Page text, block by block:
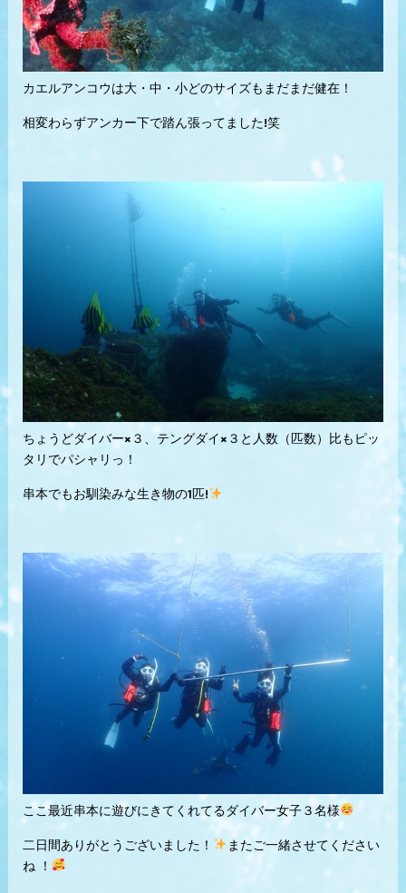
カエルアンコウは大・中・小どのサイズもまだまだ健在！
相変わらずアンカー下で踏ん張ってました!笑
ちょうどダイバー×３、テングダイ×３と人数（匹数）比もピッ
タリでパシャリっ！
串本でもお馴染みな生き物の1匹!
ここ最近串本に遊びにきてくれてるダイバー女子３名様
二日間ありがとうございました！
またご一緒させてください
ね ！